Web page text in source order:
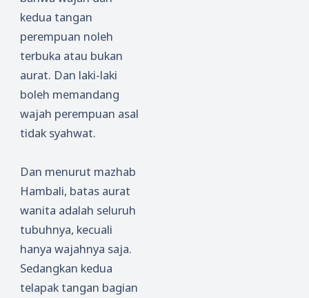
kedua tangan
perempuan noleh
terbuka atau bukan
aurat. Dan laki-laki
boleh memandang
wajah perempuan asal
tidak syahwat.
Dan menurut mazhab
Hambali, batas aurat
wanita adalah seluruh
tubuhnya, kecuali
hanya wajahnya saja.
Sedangkan kedua
telapak tangan bagian